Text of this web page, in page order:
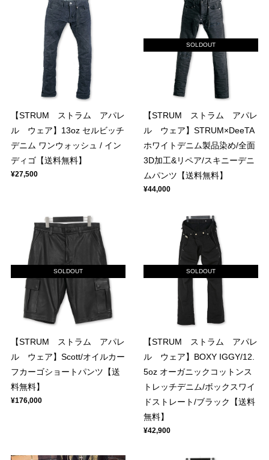
【STRUM ストラム アパレ
ル ウェア】13oz セルビッチ
デニム ワンウォッシュ / イン
ディゴ【送料無料】
¥27,500
SOLDOUT
【STRUM ストラム アパレ
ル ウェア】STRUM×DeeTA
ホワイトデニム製品染め/全面
3D加工&リペア/スキニーデニ
ムパンツ【送料無料】
¥44,000
SOLDOUT
【STRUM ストラム アパレ
ル ウェア】Scott/オイルカー
フカーゴショートパンツ【送
料無料】
¥176,000
SOLDOUT
【STRUM ストラム アパレ
ル ウェア】BOXY IGGY/12.
5oz オーガニックコットンス
トレッチデニム/ボックスワイ
ドストレート/ブラック【送料
無料】
¥42,900